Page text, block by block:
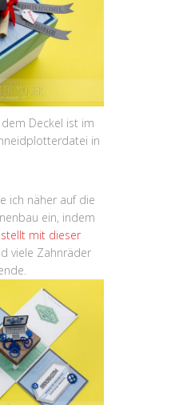
Deckel ist im
in
ich näher auf die
ein, indem
mit dieser
viele Zahnräder